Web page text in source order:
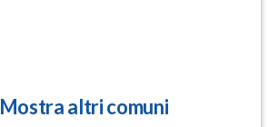
Mostra altri comuni